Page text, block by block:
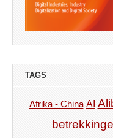
TAGS
Afrika - China AI